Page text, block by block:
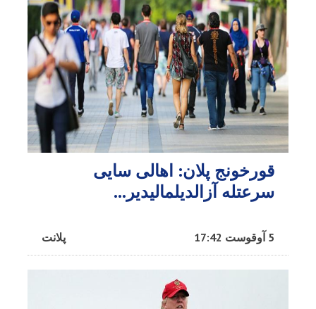
قورخونج پلان: اهالی سایی
سرعتله آزالدیلمالیدیر...
پلانت 5 آوقوست 17:42